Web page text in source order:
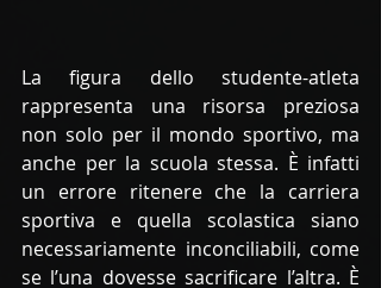
La figura dello studente-atleta
rappresenta una risorsa preziosa
non solo per il mondo sportivo, ma
anche per la scuola stessa. È infatti
un errore ritenere che la carriera
sportiva e quella scolastica siano
necessariamente inconciliabili, come
se l’una dovesse sacrificare l’altra. È